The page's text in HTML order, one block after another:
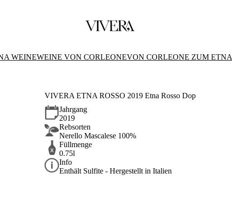
WEINEWEINE VON CORLEONEVON CORLEONE ZUM ETNA
VIVERA ETNA ROSSO 2019 Etna Rosso Dop
Jahrgang
2019
Rebsorten
Nerello Mascalese 100%
Füllmenge
0.75l
Info
Enthält Sulfite - Hergestellt in Italien